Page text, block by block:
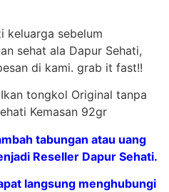
keluarga sebelum
sehat ala Dapur Sehati,
di kami. grab it fast!!
tongkol Original tanpa
Kemasan 92gr
tabungan atau uang
Reseller Dapur Sehati.
langsung menghubungi